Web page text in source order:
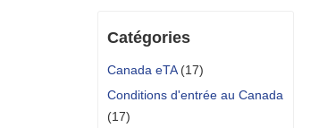
Catégories
Canada eTA(17)
Conditions d'entrée au Canada
(17)